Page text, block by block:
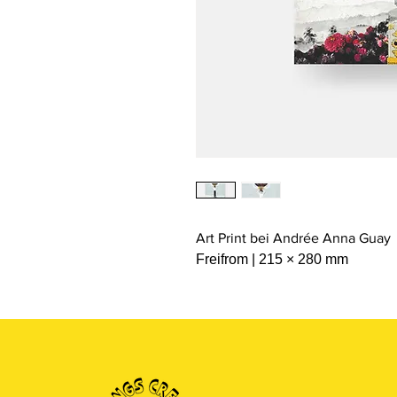
Art Print bei Andrée Anna Guay
Freifrom | 215 × 280 mm